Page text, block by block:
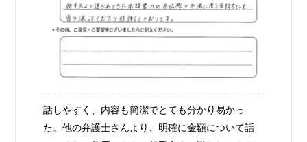
話しやすく、内容も簡潔でとても分かり易かっ
た。他の弁護士さんより、明確に金額について話